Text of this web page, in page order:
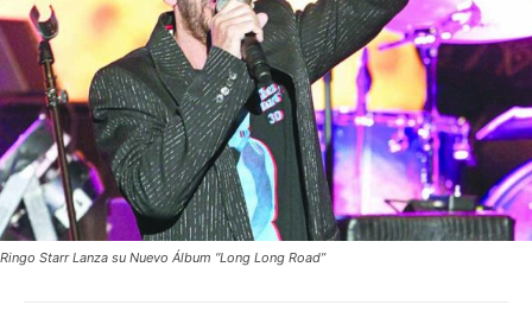
Ringo Starr Lanza su Nuevo Álbum “Long Long Road”